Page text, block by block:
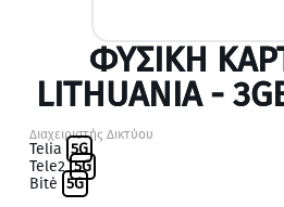
ΦΥΣΙΚΉ
LITHUANIA -
Διαχειριστής Δικτύου
Telia 5G
Tele2 5G
Bitė 5G